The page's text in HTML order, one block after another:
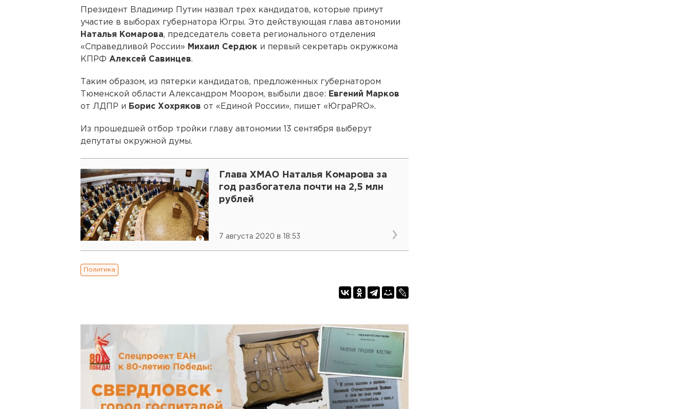
Президент Владимир Путин назвал трех кандидатов, которые примут
участие в выборах губернатора Югры. Это действующая глава автономии
Наталья Комарова, председатель совета регионального отделения
«Справедливой России» Михаил Сердюк и первый секретарь окружкома
КПРФ Алексей Савинцев.
Таким образом, из пятерки кандидатов, предложенных губернатором
Тюменской области Александром Моором, выбыли двое: Евгений Марков
от ЛДПР и Борис Хохряков от «Единой России», пишет «ЮграPRO».
Из прошедшей отбор тройки главу автономии 13 сентября выберут
депутаты окружной думы.
Глава ХМАО Наталья Комарова за
год разбогатела почти на 2,5 млн
рублей
7 августа 2020 в 18:53
Политика